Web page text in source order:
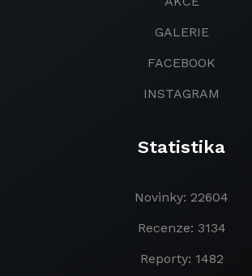
GALERIE
FACEBOOK
INSTAGRAM
Statistika
Novinky: 22604
Recenze: 3134
Reporty: 1482